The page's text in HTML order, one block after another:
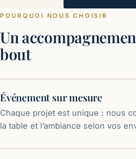
POURQUOI NOUS CHOISIR
Un
bout
Événement sur mesure
Chaque projet est unique : nous
la table et l’ambiance selon vos